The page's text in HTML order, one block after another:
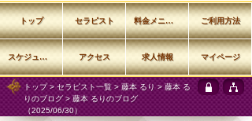
トップ> セラピスト一覧 >藤本 るり >藤本 る
りのブログ> 藤本 るりのブログ
（2025/06/30）
トップ セラピスト 料金メニュー ご利用方法
スケジュール アクセス 求人情報 マイページ